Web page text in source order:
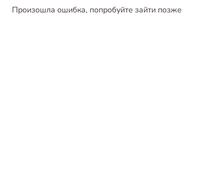
Произошла ошибка, попробуйте зайти позже